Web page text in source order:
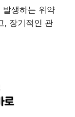
발생하는 위약
, 장기적인 관